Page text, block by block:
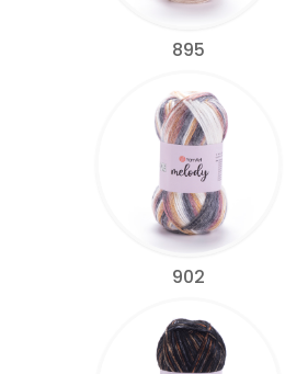
895
902